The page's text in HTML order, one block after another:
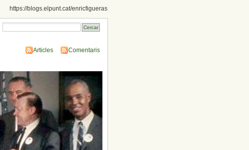
https://blogs.elpunt.cat/enricfigueras
Articles Comentaris